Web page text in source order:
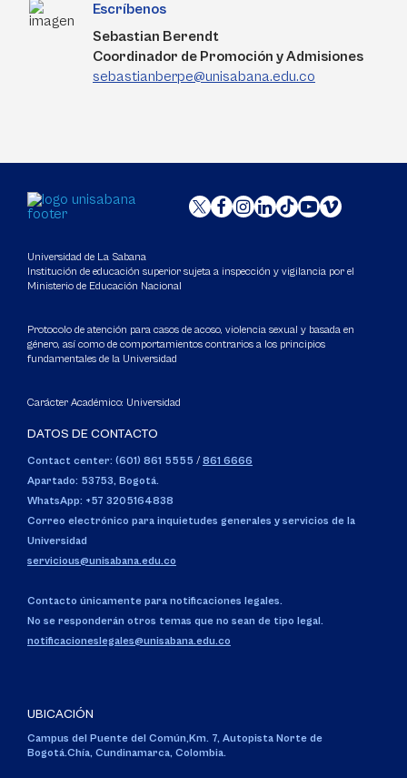
Escríbenos
Sebastian Berendt
Coordinador de Promoción y Admisiones
sebastianberpe@unisabana.edu.co
Universidad de La Sabana
Institución de educación superior sujeta a inspección y vigilancia por el
Ministerio de Educación Nacional
Protocolo de atención para casos de acoso, violencia sexual y basada en
género, así como de comportamientos contrarios a los principios
fundamentales de la Universidad
Carácter Académico: Universidad
DATOS DE CONTACTO
Contact center: (601) 861 5555 / 861 6666
Apartado: 53753, Bogotá.
WhatsApp: +57 3205164838
Correo electrónico para inquietudes generales y servicios de la
Universidad
servicious@unisabana.edu.co
Contacto únicamente para notificaciones legales.
No se responderán otros temas que no sean de tipo legal.
notificacioneslegales@unisabana.edu.co
UBICACIÓN
Campus del Puente del Común,Km. 7, Autopista Norte de
Bogotá.Chía, Cundinamarca, Colombia.